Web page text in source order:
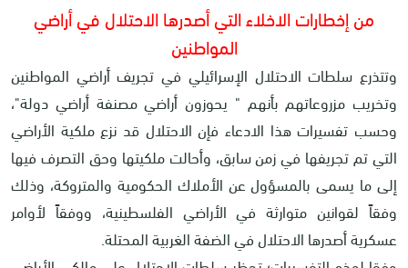
من إخطارات الاخلاء التي أصدرها الاحتلال في أراضي
المواطنين
وتتذرع سلطات الاحتلال الإسرائيلي في تجريف أراضي المواطنين
وتخريب مزروعاتهم بأنهم " يحوزون أراضي مصنفة أراضي دولة"،
وحسب تفسيرات هذا الادعاء فإن الاحتلال قد نزع ملكية الأراضي
التي تم تجريفها في زمن سابق، وأحالت ملكيتها وحق التصرف فيها
إلى ما يسمى بالمسؤول عن الأملاك الحكومية والمتروكة، وذلك
وفقاً لقوانين متوارثة في الأراضي الفلسطينية، ووفقاً لأوامر
عسكرية أصدرها الاحتلال في الضفة الغربية المحتلة.